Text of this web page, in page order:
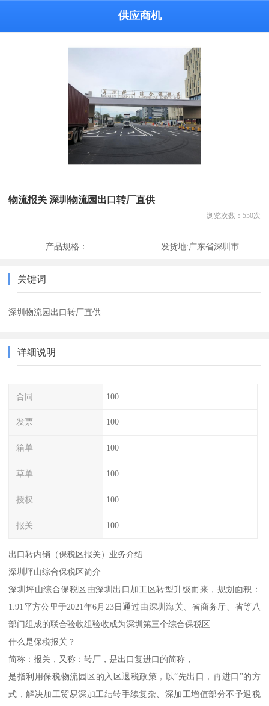
供应商机
物流报关 深圳物流园出口转厂直供
浏览次数： 550次
产品规格： 发货地:广东省深圳市
关键词
深圳物流园出口转厂直供
详细说明
合同 100
发票 100
箱单 100
草单 100
授权 100
报关 100
出口转内销（保税区报关）业务介绍
深圳坪山综合保税区简介
深圳坪山综合保税区由深圳出口加工区转型升级而来，规划面积：
1.91平方公里于2021年6月23日通过由深圳海关、省商务厅、省等八
部门组成的联合验收组验收成为深圳第三个综合保税区
什么是保税报关？
简称：报关，又称：转厂，是出口复进口的简称，
是指利用保税物流园区的入区退税政策，以“先出口，再进口”的方
式，解决加工贸易深加工结转手续复杂、深加工增值部分不予退税